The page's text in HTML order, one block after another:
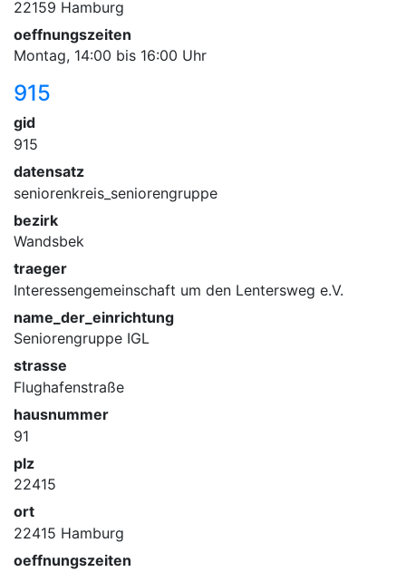
22159 Hamburg
oeffnungszeiten
Montag, 14:00 bis 16:00 Uhr
915
gid
915
datensatz
seniorenkreis_seniorengruppe
bezirk
Wandsbek
traeger
Interessengemeinschaft um den Lentersweg e.V.
name_der_einrichtung
Seniorengruppe IGL
strasse
Flughafenstraße
hausnummer
91
plz
22415
ort
22415 Hamburg
oeffnungszeiten